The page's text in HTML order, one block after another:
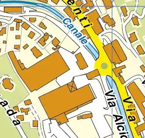
Lazio
Regione
Liguria
Regione
Lombardia
Marche
Regione
Molise
Regione